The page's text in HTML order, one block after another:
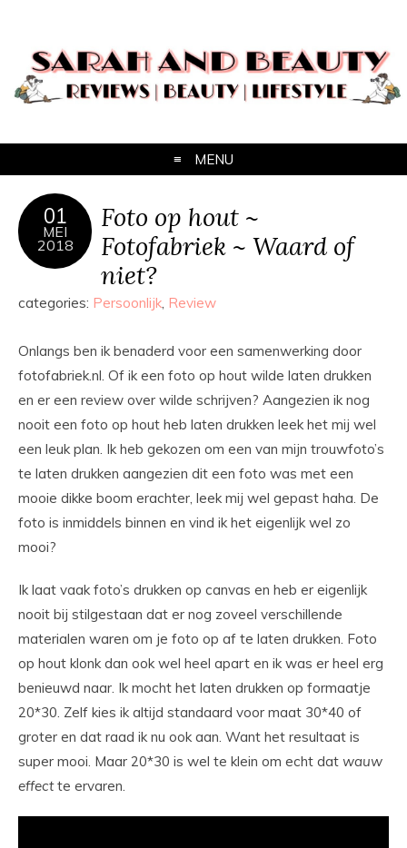
MENU
01
MEI
2018
Foto op hout ~
Fotofabriek ~ Waard of
niet?
categories: Persoonlijk, Review
Onlangs ben ik benaderd voor een samenwerking door
fotofabriek.nl. Of ik een foto op hout wilde laten drukken
en er een review over wilde schrijven? Aangezien ik nog
nooit een foto op hout heb laten drukken leek het mij wel
een leuk plan. Ik heb gekozen om een van mijn trouwfoto’s
te laten drukken aangezien dit een foto was met een
mooie dikke boom erachter, leek mij wel gepast haha. De
foto is inmiddels binnen en vind ik het eigenlijk wel zo
mooi?
Ik laat vaak foto’s drukken op canvas en heb er eigenlijk
nooit bij stilgestaan dat er nog zoveel verschillende
materialen waren om je foto op af te laten drukken. Foto
op hout klonk dan ook wel heel apart en ik was er heel erg
benieuwd naar. Ik mocht het laten drukken op formaatje
20*30. Zelf kies ik altijd standaard voor maat 30*40 of
groter en dat raad ik nu ook aan. Want het resultaat is
super mooi. Maar 20*30 is wel te klein om echt dat wauw
effectte ervaren.